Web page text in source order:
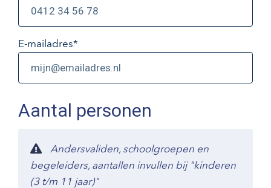
E-mailadres*
Aantal personen
Andersvaliden, schoolgroepen en
begeleiders, aantallen invullen bij "kinderen
(3 t/m 11 jaar)"